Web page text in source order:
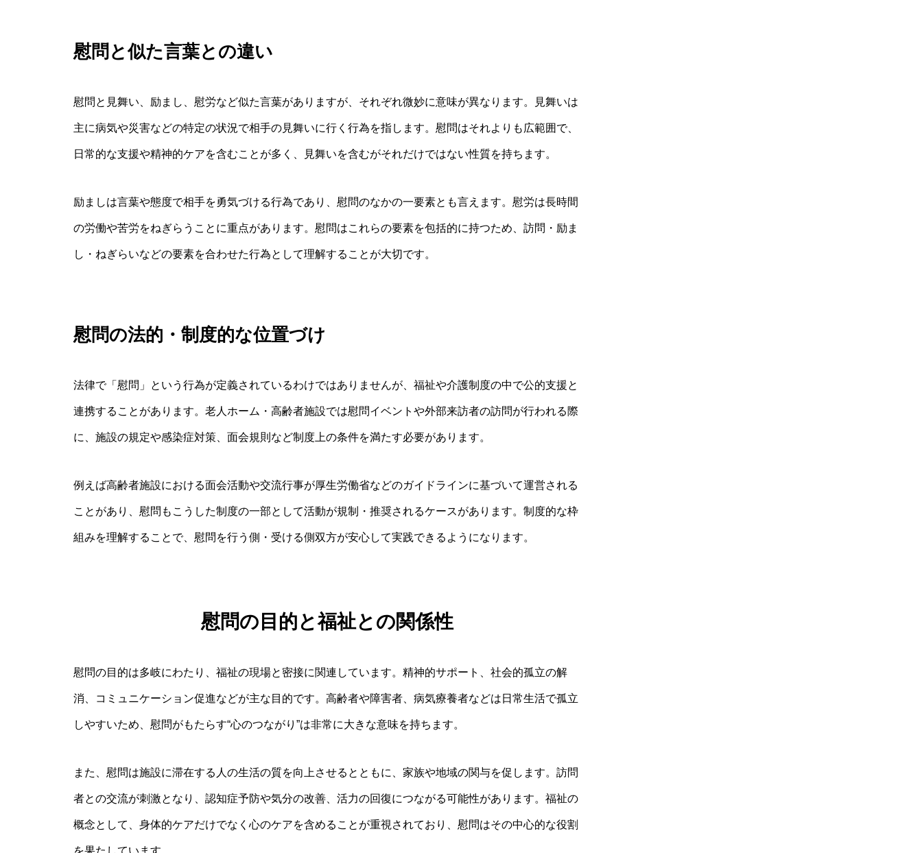
慰問と似た言葉との違い
慰問と見舞い、励まし、慰労など似た言葉がありますが、それぞれ微妙に意味が異なります。見舞いは
主に病気や災害などの特定の状況で相手の見舞いに行く行為を指します。慰問はそれよりも広範囲で、
日常的な支援や精神的ケアを含むことが多く、見舞いを含むがそれだけではない性質を持ちます。
励ましは言葉や態度で相手を勇気づける行為であり、慰問のなかの一要素とも言えます。慰労は長時間
の労働や苦労をねぎらうことに重点があります。慰問はこれらの要素を包括的に持つため、訪問・励ま
し・ねぎらいなどの要素を合わせた行為として理解することが大切です。
慰問の法的・制度的な位置づけ
法律で「慰問」という行為が定義されているわけではありませんが、福祉や介護制度の中で公的支援と
連携することがあります。老人ホーム・高齢者施設では慰問イベントや外部来訪者の訪問が行われる際
に、施設の規定や感染症対策、面会規則など制度上の条件を満たす必要があります。
例えば高齢者施設における面会活動や交流行事が厚生労働省などのガイドラインに基づいて運営される
ことがあり、慰問もこうした制度の一部として活動が規制・推奨されるケースがあります。制度的な枠
組みを理解することで、慰問を行う側・受ける側双方が安心して実践できるようになります。
慰問の目的と福祉との関係性
慰問の目的は多岐にわたり、福祉の現場と密接に関連しています。精神的サポート、社会的孤立の解
消、コミュニケーション促進などが主な目的です。高齢者や障害者、病気療養者などは日常生活で孤立
しやすいため、慰問がもたらす“心のつながり”は非常に大きな意味を持ちます。
また、慰問は施設に滞在する人の生活の質を向上させるとともに、家族や地域の関与を促します。訪問
者との交流が刺激となり、認知症予防や気分の改善、活力の回復につながる可能性があります。福祉の
概念として、身体的ケアだけでなく心のケアを含めることが重視されており、慰問はその中心的な役割